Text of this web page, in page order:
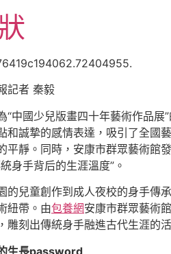
記者 秦毅
“中國少兒版畫四十年藝術作品展
和誠摯的感情表達，吸引了全國
平靜。同時，安康市群眾藝術館
身手背后的生涯溫度”。
的兒童創作到成人夜校的身手傳
紐帶。由包養網安康市群眾藝術
雕刻出傳統身手融進古代生涯的
生長password